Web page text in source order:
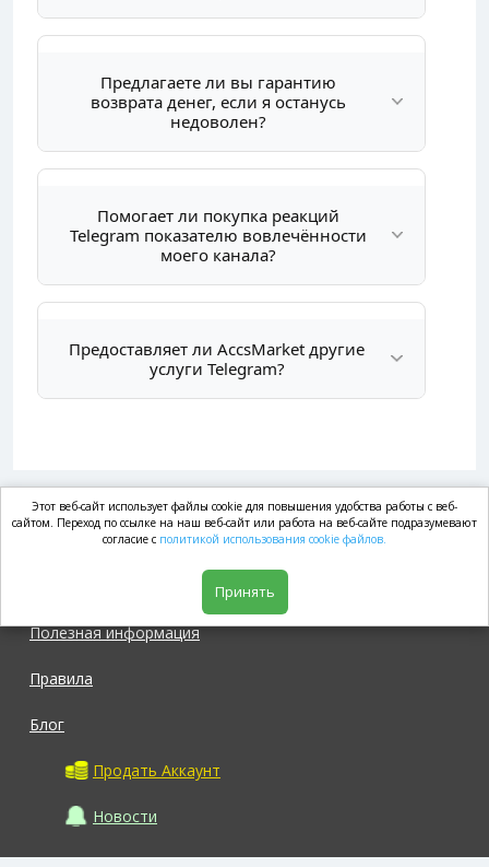
Предлагаете ли вы гарантию
возврата денег, если я останусь
недоволен?
Помогает ли покупка реакций
Telegram показателю вовлечённости
моего канала?
Предоставляет ли AccsMarket другие
услуги Telegram?
market.com
Полезная информация
Правила
Блог
Продать Аккаунт
Новости
Этот веб-сайт использует файлы cookie для повышения удобства работы с веб-
сайтом. Переход по ссылке на наш веб-сайт или работа на веб-сайте подразумевают
согласие с политикой использования cookie файлов.
Принять